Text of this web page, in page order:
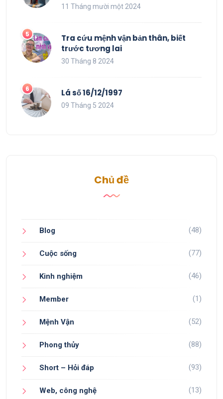
11 Tháng mười một 2024
Tra cứu mệnh vận bản thân, biết
trước tương lai
30 Tháng 8 2024
Lá số 16/12/1997
09 Tháng 5 2024
Chủ đề
Blog (48)
Cuộc sống (77)
Kinh nghiệm (46)
Member (1)
Mệnh Vận (52)
Phong thủy (88)
Short – Hỏi đáp (93)
Web, công nghệ (13)